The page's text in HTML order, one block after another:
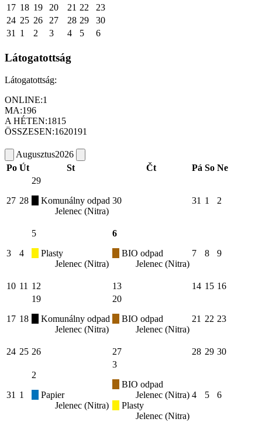
17 18 19 20 21 22
23
24 25 26 27 28 29
30
31
1 2 3 4 5 6
Látogatottság
Látogatottság:
ONLINE:1
MA:196
A HÉTEN:1815
ÖSSZESEN:1620191
Augusztus2026
Po Út St Čt Pá So Ne
27 28
29
Komunálny odpad
Jelenec (Nitra)
30 31 1 2
3 4
5
Plasty
Jelenec (Nitra)
6
BIO odpad
Jelenec (Nitra)
7 8 9
10 11 12 13 14 15 16
17 18
19
Komunálny odpad
Jelenec (Nitra)
20
BIO odpad
Jelenec (Nitra)
21 22 23
24 25 26 27 28 29 30
31 1
2
Papier
Jelenec (Nitra)
3
BIO odpad
Jelenec (Nitra)
Plasty
Jelenec (Nitra)
4 5 6